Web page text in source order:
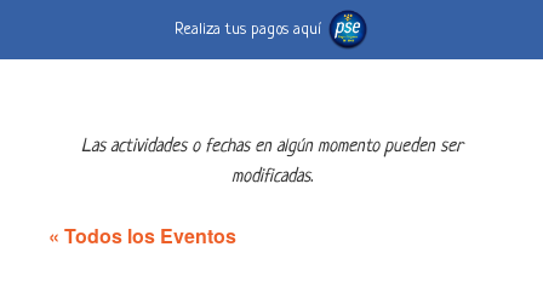
Realiza tus pagos aquí
Las actividades o fechas en algún momento pueden ser
modificadas.
« Todos los Eventos